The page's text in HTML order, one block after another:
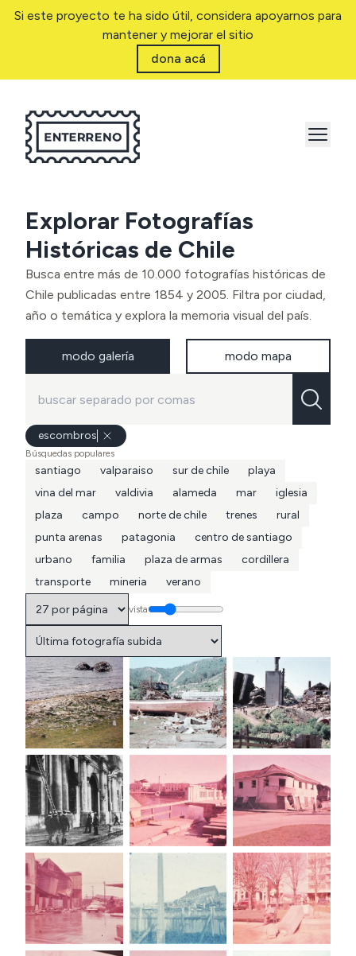
Si este proyecto te ha sido útil, considera apoyarnos para
mantener y mejorar el sitio
dona acá
Explorar Fotografías
Históricas de Chile
Busca entre más de 10.000 fotografías históricas de
Chile publicadas entre 1854 y 2005. Filtra por ciudad,
año o temática y explora la memoria visual del país.
modo galería modo mapa
escombros
Búsquedas populares
santiago valparaiso sur de chile
playa
vina del mar
valdivia alameda mar
iglesia
plaza
campo norte de chile trenes
rural
punta arenas
patagonia
centro de santiago
urbano
familia plaza de armas
cordillera
transporte
mineria verano
vista